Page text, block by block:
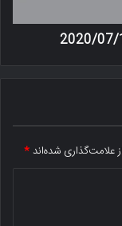
علامت‌گذاری شده‌اند*